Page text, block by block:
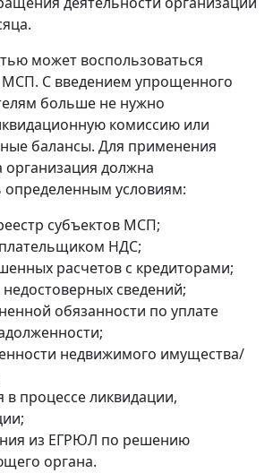
может воспользоваться
С введением упрощенного
больше не нужно
комиссию или
балансы. Для применения
организация должна
определенным условиям:
субъектов МСП;
НДС;
расчетов с кредиторами;
сведений;
обязанности по уплате
недвижимого имущества/
в процессе ликвидации,
из ЕГРЮЛ по решению
органа.